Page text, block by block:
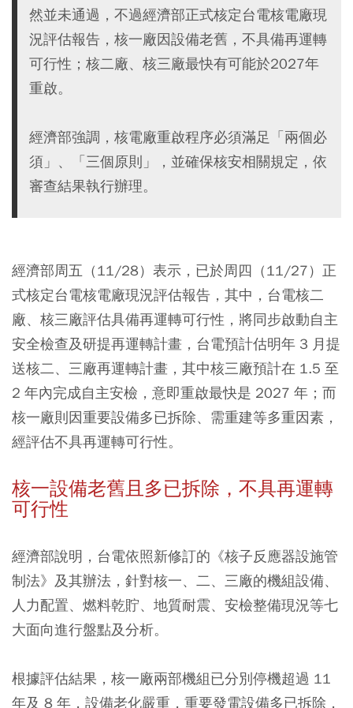
然並未通過，不過經濟部正式核定台電核電廠現
況評估報告，核一廠因設備老舊，不具備再運轉
可行性；核二廠、核三廠最快有可能於2027年
重啟。
經濟部強調，核電廠重啟程序必須滿足「兩個必
須」、「三個原則」，並確保核安相關規定，依
審查結果執行辦理。
經濟部周五（11/28）表示，已於周四（11/27）正
式核定台電核電廠現況評估報告，其中，台電核二
廠、核三廠評估具備再運轉可行性，將同步啟動自主
安全檢查及研提再運轉計畫，台電預計估明年 3 月提
送核二、三廠再運轉計畫，其中核三廠預計在 1.5 至
2 年內完成自主安檢，意即重啟最快是 2027 年；而
核一廠則因重要設備多已拆除、需重建等多重因素，
經評估不具再運轉可行性。
核一設備老舊且多已拆除，不具再運轉
可行性
經濟部說明，台電依照新修訂的《核子反應器設施管
制法》及其辦法，針對核一、二、三廠的機組設備、
人力配置、燃料乾貯、地質耐震、安檢整備現況等七
大面向進行盤點及分析。
根據評估結果，核一廠兩部機組已分別停機超過 11
年及 8 年，設備老化嚴重，重要發電設備多已拆除，